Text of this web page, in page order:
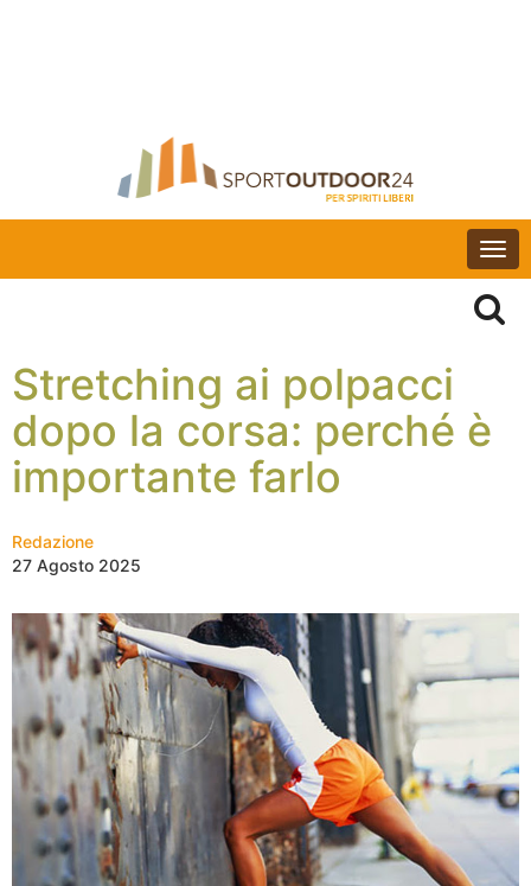
Stretching ai polpacci
dopo la corsa: perché è
importante farlo
Redazione
27 Agosto 2025